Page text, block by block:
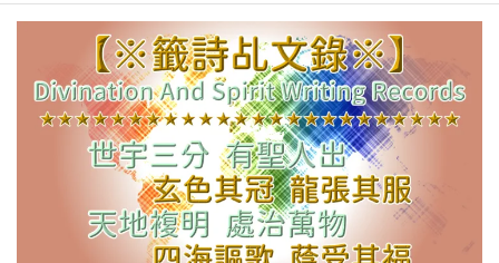
圖》
預
言-
紫薇
君寰
宇傳
奇官
樂
人
人
都
是
彌
賽
亞-
個
個